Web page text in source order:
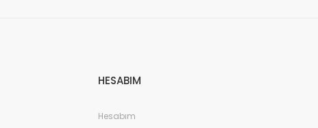
HESABIM
Hesabım